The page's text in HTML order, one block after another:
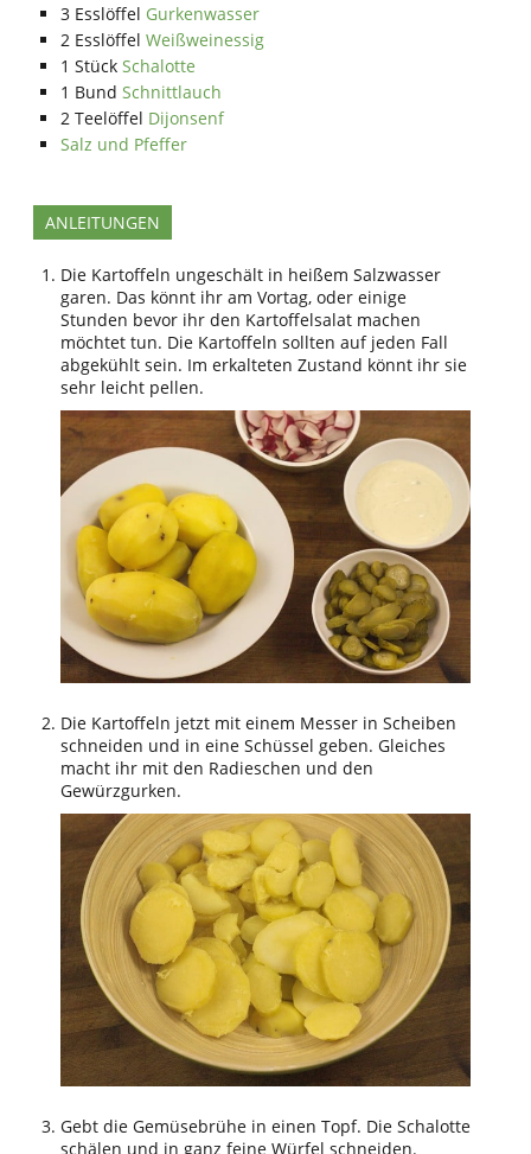
3 Esslöffel Gurkenwasser
2 Esslöffel Weißweinessig
1 Stück Schalotte
1 Bund Schnittlauch
2 Teelöffel Dijonsenf
Salz und Pfeffer
ANLEITUNGEN
Die Kartoffeln ungeschält in heißem Salzwasser
garen. Das könnt ihr am Vortag, oder einige
Stunden bevor ihr den Kartoffelsalat machen
möchtet tun. Die Kartoffeln sollten auf jeden Fall
abgekühlt sein. Im erkalteten Zustand könnt ihr sie
sehr leicht pellen.
Die Kartoffeln jetzt mit einem Messer in Scheiben
schneiden und in eine Schüssel geben. Gleiches
macht ihr mit den Radieschen und den
Gewürzgurken.
Gebt die Gemüsebrühe in einen Topf. Die Schalotte
schälen und in ganz feine Würfel schneiden.